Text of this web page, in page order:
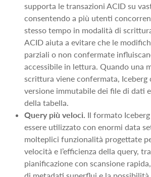
supporta le transazioni ACID su
consentendo a più utenti
stesso tempo in modalità di
ACID aiuta a evitare che le
parziali o non confermate
accessibile in lettura. Quando una
scrittura viene confermata, Iceberg
versione immutabile dei file di dati
della tabella.
Query più veloci. Il formato
essere utilizzato con enormi data
molteplici funzionalità progettate
velocità e l’efficienza della query,
pianificazione con scansione
di metadati superflui e la